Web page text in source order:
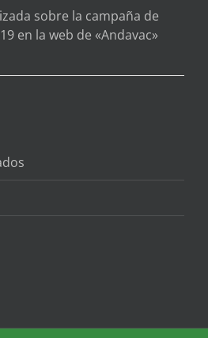
sobre la campaña de
en la web de «Andavac»